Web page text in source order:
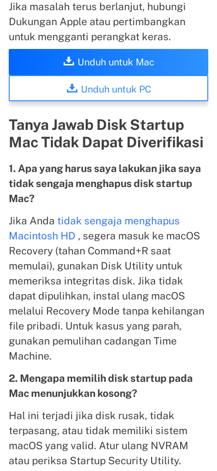
Jika masalah terus berlanjut, hubungi
Dukungan Apple atau pertimbangkan
untuk mengganti perangkat keras.
Unduh untuk Mac
Unduh untuk PC
Tanya Jawab Disk Startup
Mac Tidak Dapat Diverifikasi
1. Apa yang harus saya lakukan jika saya
tidak sengaja menghapus disk startup
Mac?
Jika Anda tidak sengaja menghapus
Macintosh HD , segera masuk ke macOS
Recovery (tahan Command+R saat
memulai), gunakan Disk Utility untuk
memeriksa integritas disk. Jika tidak
dapat dipulihkan, instal ulang macOS
melalui Recovery Mode tanpa kehilangan
file pribadi. Untuk kasus yang parah,
gunakan pemulihan cadangan Time
Machine.
2. Mengapa memilih disk startup pada
Mac menunjukkan kosong?
Hal ini terjadi jika disk rusak, tidak
terpasang, atau tidak memiliki sistem
macOS yang valid. Atur ulang NVRAM
atau periksa Startup Security Utility.